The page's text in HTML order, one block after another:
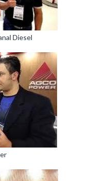
Diesel